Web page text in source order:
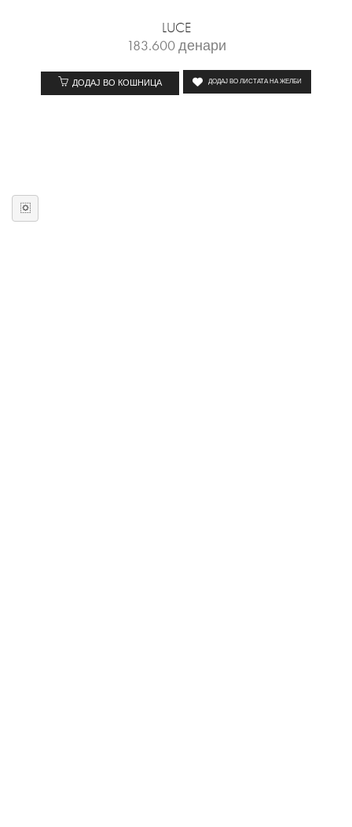
LUCE
183.600денари
ДОДАЈ ВО КОШНИЦА ДОДАЈ ВО ЛИСТАТА НА ЖЕЛБИ